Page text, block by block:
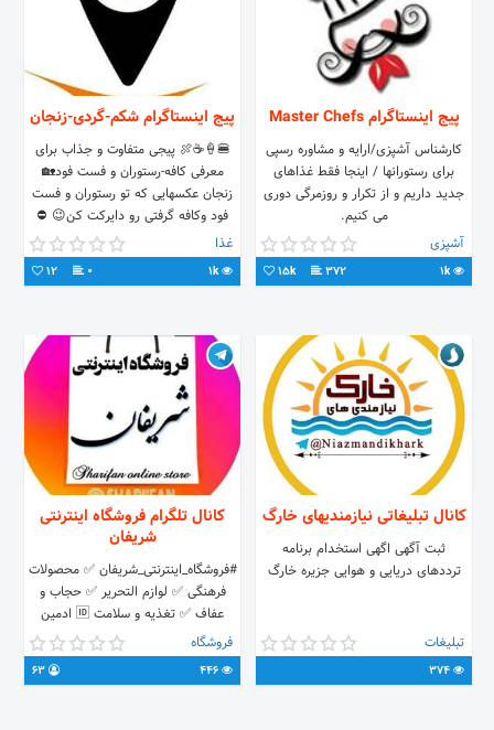
پیج اینستاگرام Master Chefs
کارشناس آشپزی/ارایه و مشاوره رسپی
برای رستورانها / اینجا فقط غذاهای
جدید داریم و از تکرار و روزمرگی دوری
می کنیم.
https://t.me/masterschefsآشپزی
1k
372
15k
پیج اینستاگرام شکم-گردی-زنجان
🍔🍦☕🍖 پیجی متفاوت و جذاب برای
معرفی کافه-رستوران و فست فود🏡
زنجان عکسهایی که تو رستوران و فست
فود وکافه گرفتی رو دایرکت کن😉 ⛔
تبلیغات نداریم⛔
غذا
1k
0
12
کانال تبلیغاتی نیازمندیهای خارگ
ثبت آگهی اگهی استخدام برنامه
ترددهای دریایی و هوایی جزیره خارگ
تبلیغات
کانال تلگرام فروشگاه اینترنتی
شریفان
#فروشگاه_اینترنتی_شریفان ✅ محصولات
فرهنگی ✅ لوازم التحریر ✅ حجاب و
عفاف ✅ تغذیه و سلامت 🆔 ادمین
فروشگاه @sharifaan 🌐 لینک فروشگاه
shariifan.ir 📞تماس: 09999436856
📞تماس: 09999214630 📞تماس:
فروشگاه